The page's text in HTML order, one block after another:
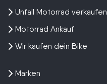
Unfall Motorrad verkaufen
Motorrad Ankauf
Wir kaufen dein Bike
Marken